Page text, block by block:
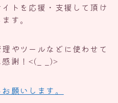
トを応援・支援して頂け
す。
やツールなどに使わせて
謝！<(_ _)>
願いします。